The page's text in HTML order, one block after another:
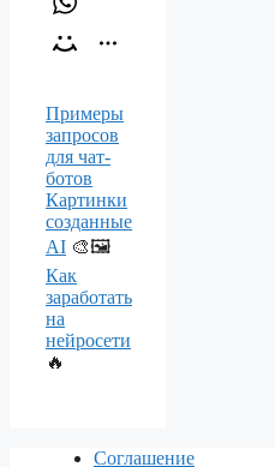
Примеры
запросов
для чат-
ботов
Картинки
созданные
AI 🎨🖼️
Как
заработать
на
нейросети
🔥
Соглашение